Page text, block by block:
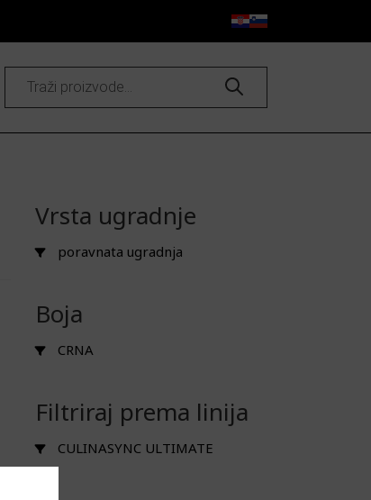
Products
search
Vrsta ugradnje
poravnata ugradnja
Boja
CRNA
Filtriraj prema linija
CULINASYNC ULTIMATE